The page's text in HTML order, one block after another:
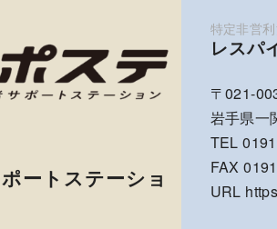
ートステーショ
レスパ
〒021-
岩手県一
TEL
FAX
URL